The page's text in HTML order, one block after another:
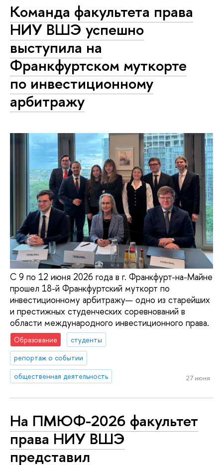
Команда факультета права
НИУ ВШЭ успешно
выступила на
Франкфуртском муткорте
по инвестиционному
арбитражу
С 9 по 12 июня 2026 года в г. Франкфурт-на-Майне
прошел 18-й Франкфуртский муткорт по
инвестиционному арбитражу— одно из старейших
и престижных студенческих соревнований в
области международного инвестиционного права.
Образование
студенты
репортаж о событии
общественная деятельность
27 июня
На ПМЮФ-2026 факультет
права НИУ ВШЭ
представил